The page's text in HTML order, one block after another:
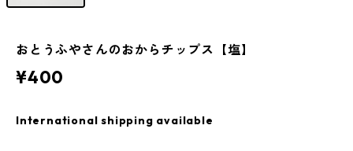
おとうふやさんのおからチップス【塩】
¥400
International shipping available